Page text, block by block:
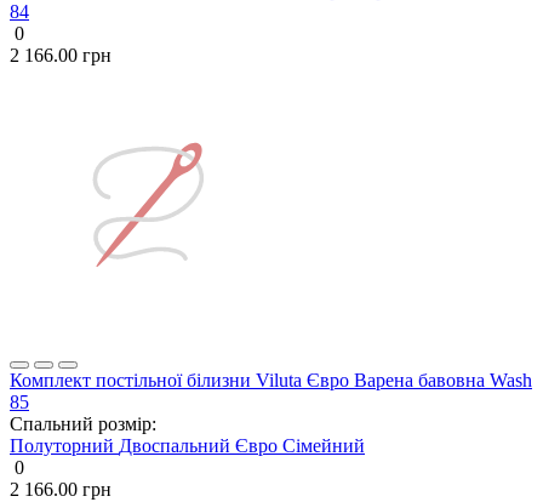
84
0
2 166.00 грн
Комплект постільної білизни Viluta Євро Варена бавовна Wash
85
Спальний розмір:
Полуторний Двоспальний Євро Сімейний
0
2 166.00 грн